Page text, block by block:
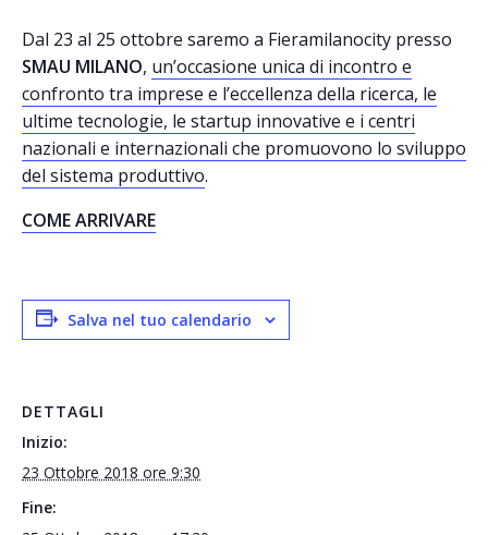
Dal 23 al 25 ottobre saremo a Fieramilanocity presso
SMAU MILANO, un’occasione unica di incontro e
confronto tra imprese e l’eccellenza della ricerca, le
ultime tecnologie, le startup innovative e i centri
nazionali e internazionali che promuovono lo sviluppo
del sistema produttivo.
COME ARRIVARE
Salva nel tuo calendario
DETTAGLI
Inizio:
23 Ottobre 2018 ore 9:30
Fine: